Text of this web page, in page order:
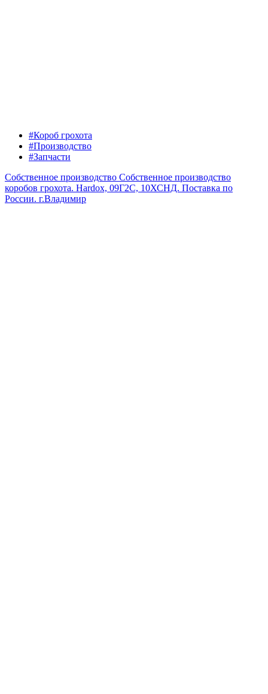
#Короб грохота
#Производство
#Запчасти
Собственное производство Собственное производство
коробов грохота. Hardox, 09Г2С, 10ХСНД. Поставка по
России. г.Владимир